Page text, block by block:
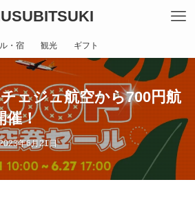
・宿 観光 ギフト
ェジュ航空から700円航
催！
年6月21日